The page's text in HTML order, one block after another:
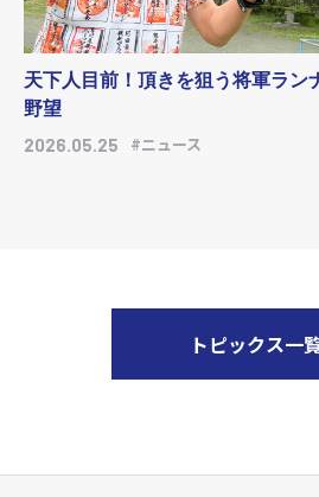
天下人目前！頂きを狙う将軍ラン
野望
2026.05.25 #ニュース
トピックス一